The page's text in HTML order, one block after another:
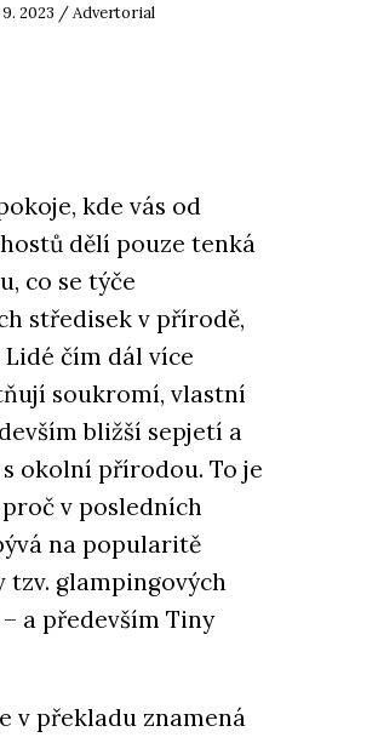
9. 2023 / Advertorial
kde vás od
dělí pouze tenká
co se týče
středisek v přírodě,
čím dál více
soukromí, vlastní
bližší sepjetí a
okolní přírodou. To je
v posledních
na popularitě
tzv. glampingových
a především Tiny
v překladu znamená